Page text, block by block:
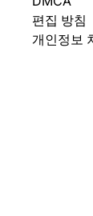
편집 방침
개인정보